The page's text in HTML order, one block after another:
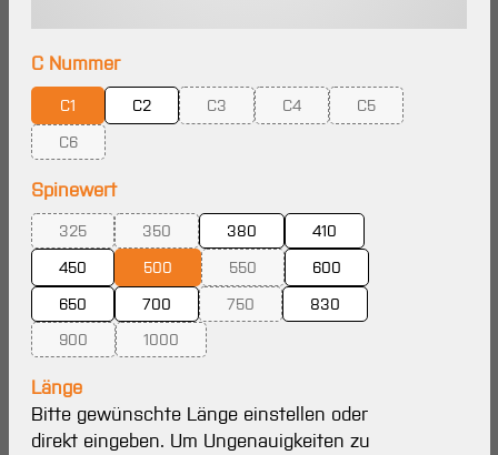
C Nummerauswählen
C1 C2 C3
(Diese Option ist zurzeit nicht verfügbar.)
C4
(Diese Option ist zurzeit nicht
C5
(Diese Option ist
C6
(Diese Option ist zurzeit nicht verfügbar.)
Spinewertauswählen
325
(Diese Option ist zurzeit nicht verfügbar.)
350
(Diese Option ist zurzeit nicht verfügbar.)
380
410
450
500 550
(Diese Option ist zurzeit nicht
600
650
700 750
(Diese Option ist zurzeit nicht
830
900
(Diese Option ist zurzeit nicht verfügbar.)
1000
(Diese Option ist zurzeit nicht verfügbar.)
Länge
Bitte gewünschte Länge einstellen oder
direkt eingeben. Um Ungenauigkeiten zu